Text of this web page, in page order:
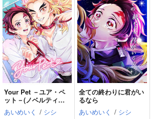
Your Pet －ユア・ペ
ット－(ノベルティ付
き)
あいめいく / シシ
全ての終わりに君がい
るなら
あいめいく / シシ